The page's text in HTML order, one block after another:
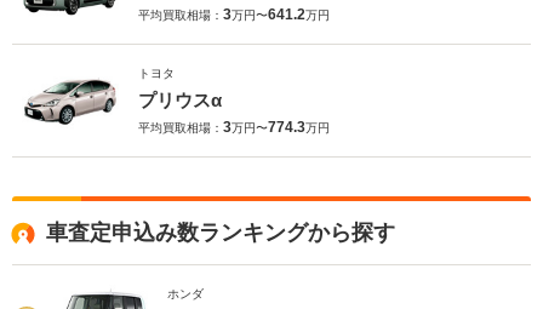
平均買取相場： 3万円〜641.2万円
トヨタ
プリウスα
平均買取相場： 3万円〜774.3万円
車査定申込み数ランキングから探す
ホンダ